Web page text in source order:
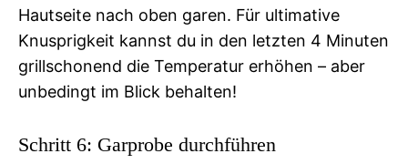
Hautseite nach oben garen. Für ultimative
Knusprigkeit kannst du in den letzten 4 Minuten
grillschonend die Temperatur erhöhen – aber
unbedingt im Blick behalten!
Schritt 6: Garprobe durchführen